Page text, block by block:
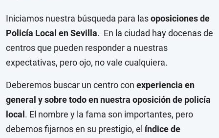
Iniciamos nuestra búsqueda para lasoposiciones de
Policía Local en Sevilla. En la ciudad hay docenas de
centros que pueden responder a nuestras
expectativas, pero ojo, no vale cualquiera.
Deberemos buscar un centro con experiencia en
general y sobre todo en nuestra oposición de policía
local . El nombre y la fama son importantes, pero
debemos fijarnos en su prestigio, el índice de